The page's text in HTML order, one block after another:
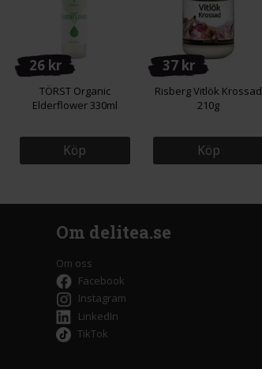
26 kr
TÖRST Organic
Elderflower 330ml
Köp
37 kr
Risberg Vitlök Krossad
210g
Köp
Om delitea.se
Om oss
Facebook
Instagram
LinkedIn
TikTok